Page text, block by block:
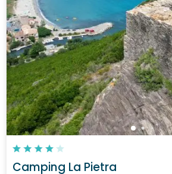
Camping La Pietra